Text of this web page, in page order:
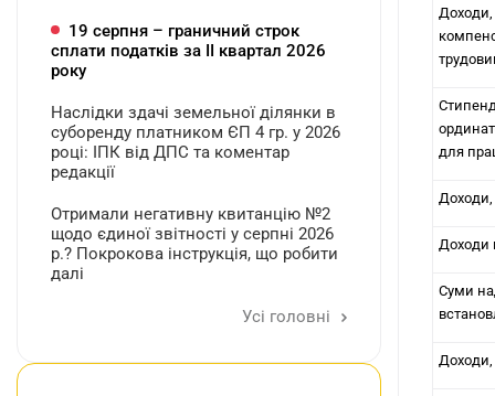
Доходи,
для
Доходи,
Доходи
Суми
Доходи,
19 серпня – граничний строк
сплати податків за ІI квартал 2026
року
Наслідки здачі земельної ділянки в
суборенду платником ЄП 4 гр. у 2026
році: ІПК від ДПС та коментар
редакції
Отримали негативну квитанцію №2
щодо єдиної звітності у серпні 2026
р.? Покрокова інструкція, що робити
далі
Усі головні